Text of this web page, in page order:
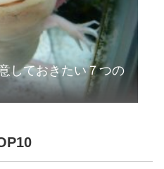
しておきたい７つの